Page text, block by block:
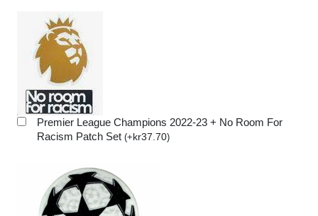
Premier League Champions 2022-23 + No Room For
Racism Patch Set (+kr37.70)